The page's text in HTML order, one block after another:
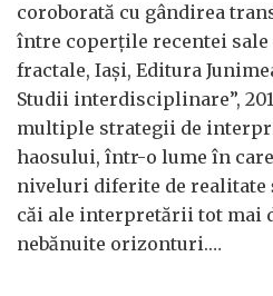
coroborată cu gândirea
între coperțile recentei
fractale, Iași, Editura
Studii interdisciplinare”,
multiple strategii de
haosului, într-o lume în
niveluri diferite de realitate
căi ale interpretării tot mai
nebănuite orizonturi.…